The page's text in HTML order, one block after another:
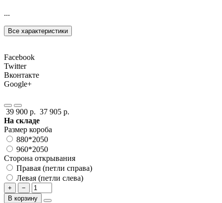
...
Все характеристики
Facebook
Twitter
Вконтакте
Google+
39 900 р. 37 905 р.
На складе
Размер короба
880*2050
960*2050
Сторона открывания
Правая (петли справа)
Левая (петли слева)
+
−
В корзину